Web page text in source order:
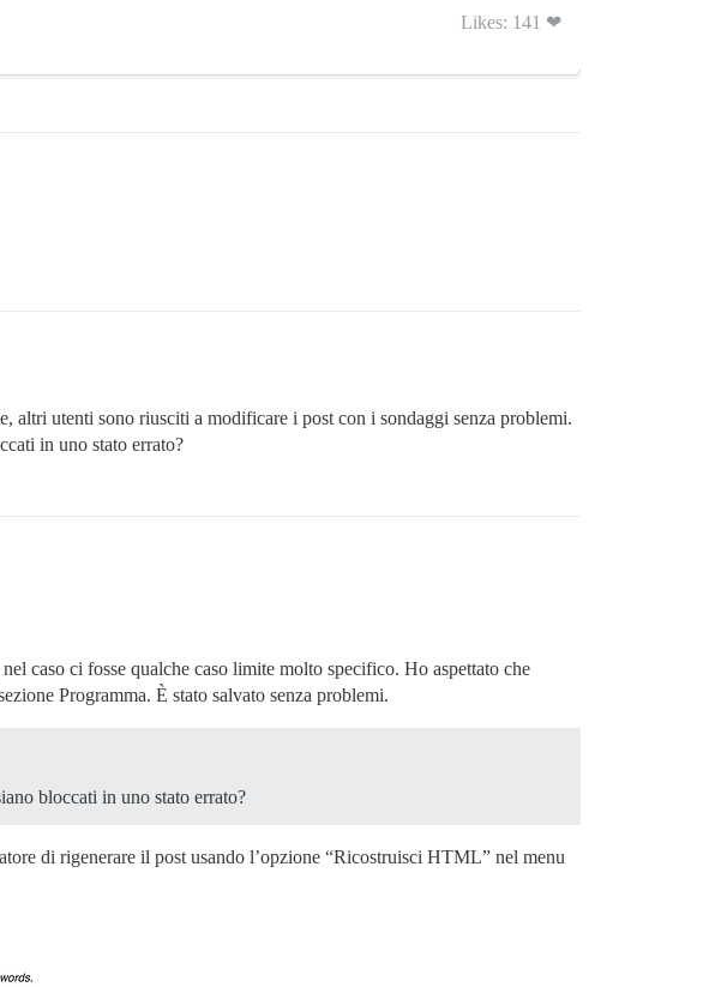
Likes: 141 ❤
altri utenti sono riusciti a modificare i post con i sondaggi senza problemi.
in uno stato errato?
caso ci fosse qualche caso limite molto specifico. Ho aspettato che
Programma. È stato salvato senza problemi.
bloccati in uno stato errato?
di rigenerare il post usando l’opzione “Ricostruisci HTML” nel menu